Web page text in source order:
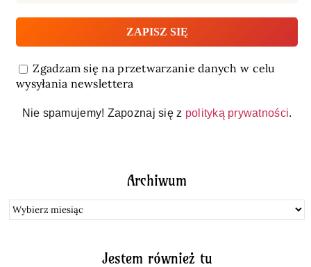
Zgadzam się na przetwarzanie danych w celu
wysyłania newslettera
Nie spamujemy! Zapoznaj się z polityką prywatności.
Archiwum
Archiwum
Jestem również tu